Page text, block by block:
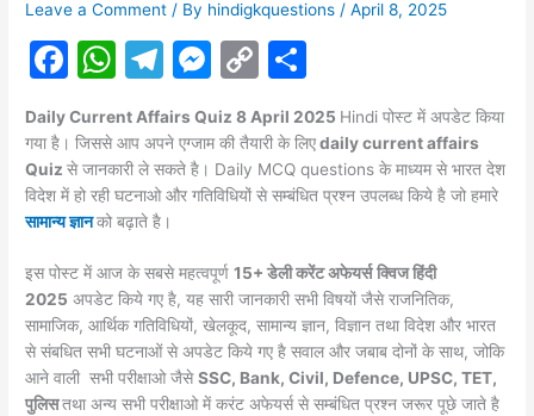
Leave a Comment / By hindigkquestions /April 8, 2025
F
c
e
b
o
k
W
at
s
A
p
T
e
gr
a
M
s
s
e
g
er
C
p
y
Li
k
ar
e
Daily Current Affairs Quiz 8 April 2025 Hindi पोस्ट में अपडेट किया
गया है। जिससे आप अपने एग्जाम की तैयारी के लिएdaily current affairs
Quizसे जानकारी ले सकते है। Daily MCQ questions के माध्यम से भारत देश
विदेश में हो रही घटनाओ और गतिविधियों से सम्बंधित प्रश्न उपलब्ध किये है जो हमारे
सामान्य ज्ञानको बढ़ाते है।
इस पोस्ट में आज के सबसे महत्वपूर्ण15+ डेली करेंट अफेयर्स क्विज हिंदी
2025 अपडेट किये गए है, यह सारी जानकारी सभी विषयों जैसे राजनितिक,
सामाजिक, आर्थिक गतिविधियों, खेलकूद, सामान्य ज्ञान, विज्ञान तथा विदेश और भारत
से संबधित सभी घटनाओं से अपडेट किये गए है सवाल और जबाब दोनों के साथ, जोकि
आने वाली सभी परीक्षाओ जैसेSSC, Bank, Civil, Defence, UPSC, TET,
पुलिसतथा अन्य सभी परीक्षाओ में करंटअफेयर्ससे सम्बंधित प्रश्न जरूर पूछे जाते है